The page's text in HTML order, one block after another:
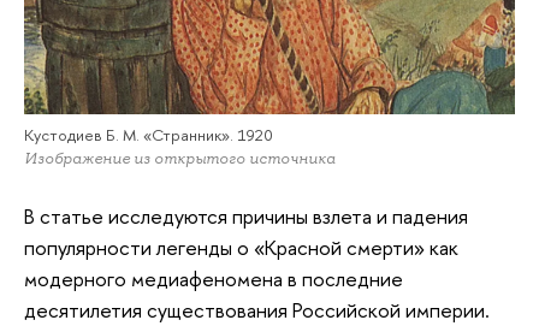
Кустодиев Б. М. «Странник». 1920
Изображение из открытого источника
В статье исследуются причины взлета и падения
популярности легенды о «Красной смерти» как
модерного медиафеномена в последние
десятилетия существования Российской империи.